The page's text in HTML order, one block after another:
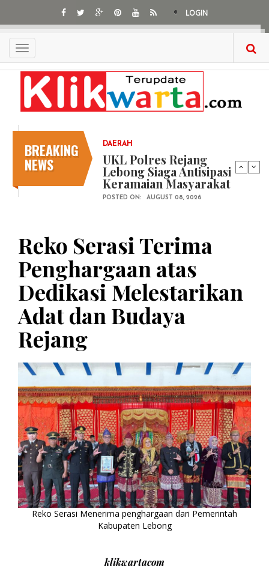
main
content
LOGIN
Toggle
navigation
BREAKING
NEWS
DAERAH
UKL Polres Rejang
Lebong Siaga Antisipasi
Keramaian Masyarakat
POSTED ON: AUGUST 08, 2026
Reko Serasi Terima
Penghargaan atas
Dedikasi Melestarikan
Adat dan Budaya
Rejang
Reko Serasi Menerima penghargaan dari Pemerintah
Kabupaten Lebong
klikwartacom